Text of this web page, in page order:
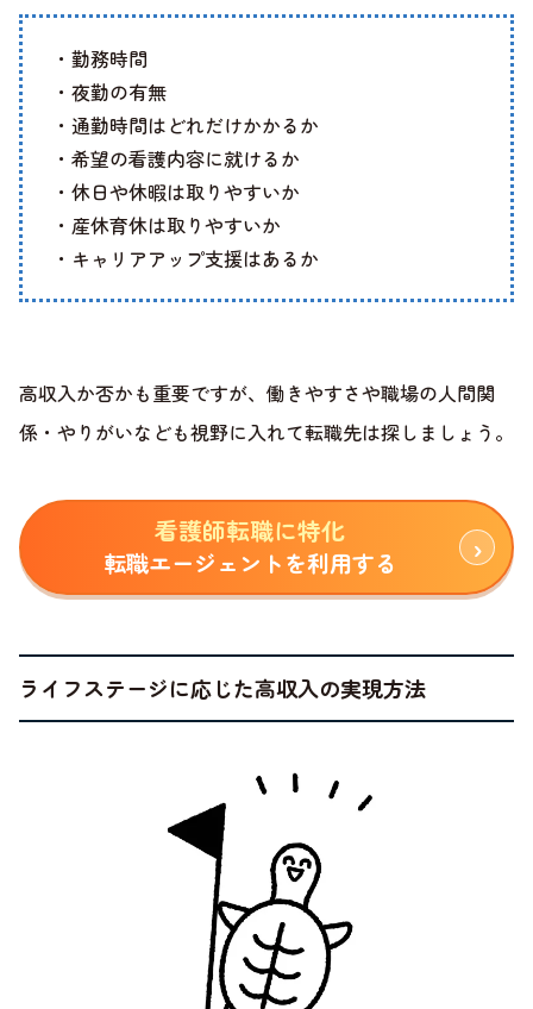
・勤務時間
・夜勤の有無
・通勤時間はどれだけかかるか
・希望の看護内容に就けるか
・休日や休暇は取りやすいか
・産休育休は取りやすいか
・キャリアアップ支援はあるか
高収入か否かも重要ですが、働きやすさや職場の人間関
係・やりがいなども視野に入れて転職先は探しましょう。
看護師転職に特化
転職エージェントを利用する
ライフステージに応じた高収入の実現方法